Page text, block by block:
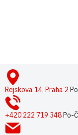
pRejskova 14, Praha 2
+420 222 719 348Po-